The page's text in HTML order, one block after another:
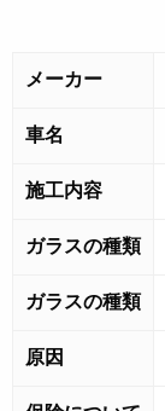
メーカー
車名
施工内容
ガラスの種類
ガラスの種類
原因